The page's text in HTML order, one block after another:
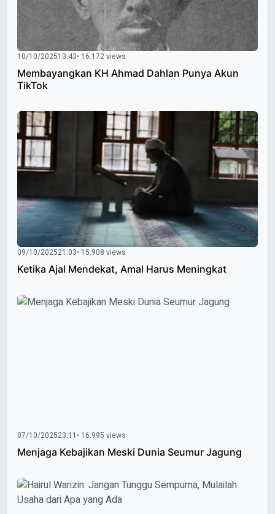
10/10/202513:43• 16.172 views
Membayangkan KH Ahmad Dahlan Punya Akun
TikTok
09/10/202521:03• 15.908 views
Ketika Ajal Mendekat, Amal Harus Meningkat
07/10/202523:11 • 16.995 views
Menjaga Kebajikan Meski Dunia Seumur Jagung